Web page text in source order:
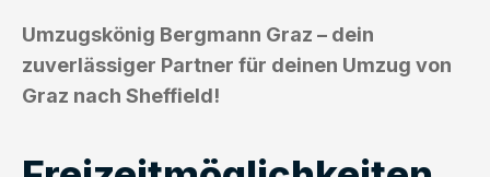
Umzugskönig Bergmann Graz – dein
zuverlässiger Partner für deinen Umzug von
Graz nach Sheffield!